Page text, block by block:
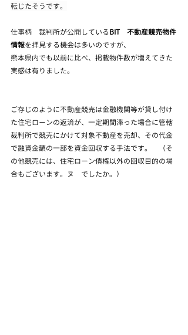
転じたそうです。
仕事柄　裁判所が公開しているBIT　不動産競売物件
情報を拝見する機会は多いのですが、
熊本県内でも以前に比べ、掲載物件数が増えてきた
実感は有りました。
ご存じのように不動産競売は金融機関等が貸し付け
た住宅ローンの返済が、一定期間滞った場合に管轄
裁判所で競売にかけて対象不動産を売却、その代金
で融資金額の一部を資金回収する手法です。　（そ
の他競売には、住宅ローン債権以外の回収目的の場
合もございます。ヌ　でしたか。）